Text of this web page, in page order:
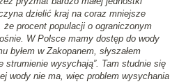
dzielić kraj na coraz mniejsze
procent populacji o ograniczonym
W Polsce mamy dostęp do wody
byłem w Zakopanem, słyszałem
strumienie wysychają”. Tam studnie się
wody nie ma, więc problem wysychania